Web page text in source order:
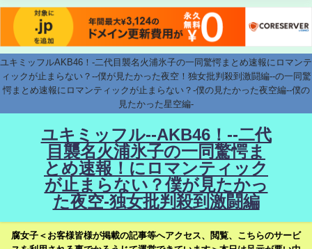
ユキミッフルAKB46！-二代目襲名火浦氷子の一同驚愕まとめ速報にロマンテ
ィックが止まらない？--僕が見たかった夜空！独女批判殺到激闘編--の一同驚
愕まとめ速報にロマンティックが止まらない？-僕の見たかった夜空編--僕の
見たかった星空編-
ユキミッフル--AKB46！--二代
目襲名火浦氷子の一同驚愕ま
とめ速報！にロマンティック
が止まらない？僕が見たかっ
た夜空-独女批判殺到激闘編
腐女子＜お客様皆様が掲載の記事等へアクセス、閲覧、こちらのサービ